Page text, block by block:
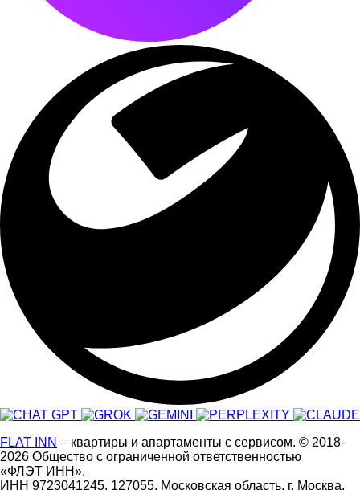
FLAT INN – квартиры и апартаменты с сервисом. © 2018-
2026 Общество с ограниченной ответственностью
«ФЛЭТ ИНН».
ИНН 9723041245. 127055, Московская область, г. Москва,